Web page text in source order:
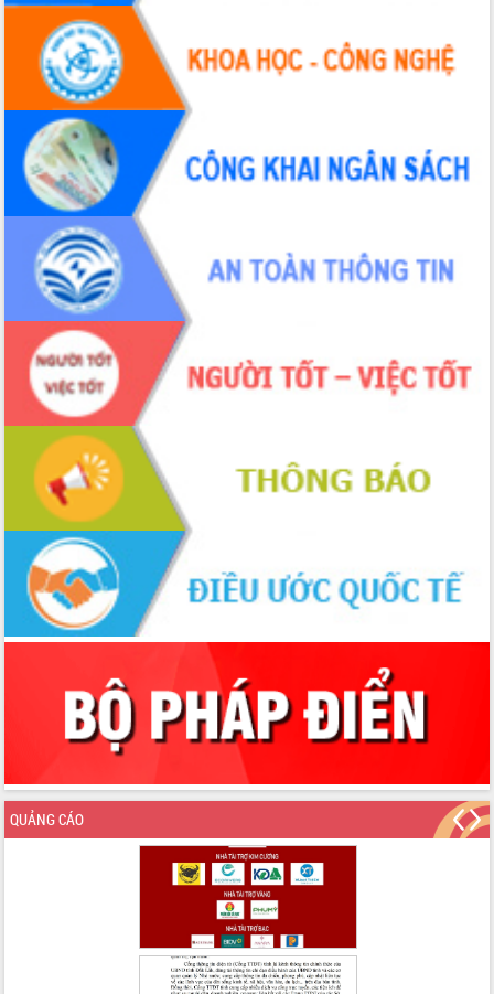
tầm nhìn đến năm 2050
Nâng cao hiệu quả hoạt động của các
doanh nghiệp nhà nước
Hội nghị triển khai kết nối mạng
truyền số liệu chuyên dùng phục vụ cơ
quan Đảng, Nhà nước
Lễ phát động chuỗi hoạt động chung
tay làm sạch môi trường
Xã Ea Kar bước chuyển mình trong
công tác cải cách hành chính mô hình
mới
UBND tỉnh họp báo định kỳ tháng 4
năm 2026
Hội thảo khoa học “Giải pháp thúc đẩy
phát triển nền kinh tế xanh tại tỉnh
Đắk Lắk”
Tăng cường giám sát, đôn đốc thực
hiện nhiệm vụ quản lý tài sản công
hàng tuần
Tháo gỡ những vướng mắc, đẩy mạnh
công tác cải cách thủ tục hành chính
tại Trung tâm Phục vụ hành chính
công tỉnh
Đắk Lắk: Tôn vinh 46 giải pháp tại Hội
thi Sáng tạo Kỹ thuật 2024 - 2025
Đắk Lắk rà soát, điều chỉnh Đề án 190
về phát triển nuôi trồng thủy sản
Trương Công Thái kiểm tra thực địa
Dự án cao tốc Khánh Hòa - Buôn Ma
Định vị cà phê Việt Nam như một “di
sản sống” trong dòng chảy toàn cầu
Xây dựng nông thôn mới: Nâng cao đời
sống người dân từ những mô hình thiết
Quyết liệt tháo gỡ vướng mắc, đẩy
nhanh tiến độ các dự án trọng điểm
Hòn Yến phát triển du lịch gắn với bảo
QUẢNG CÁO